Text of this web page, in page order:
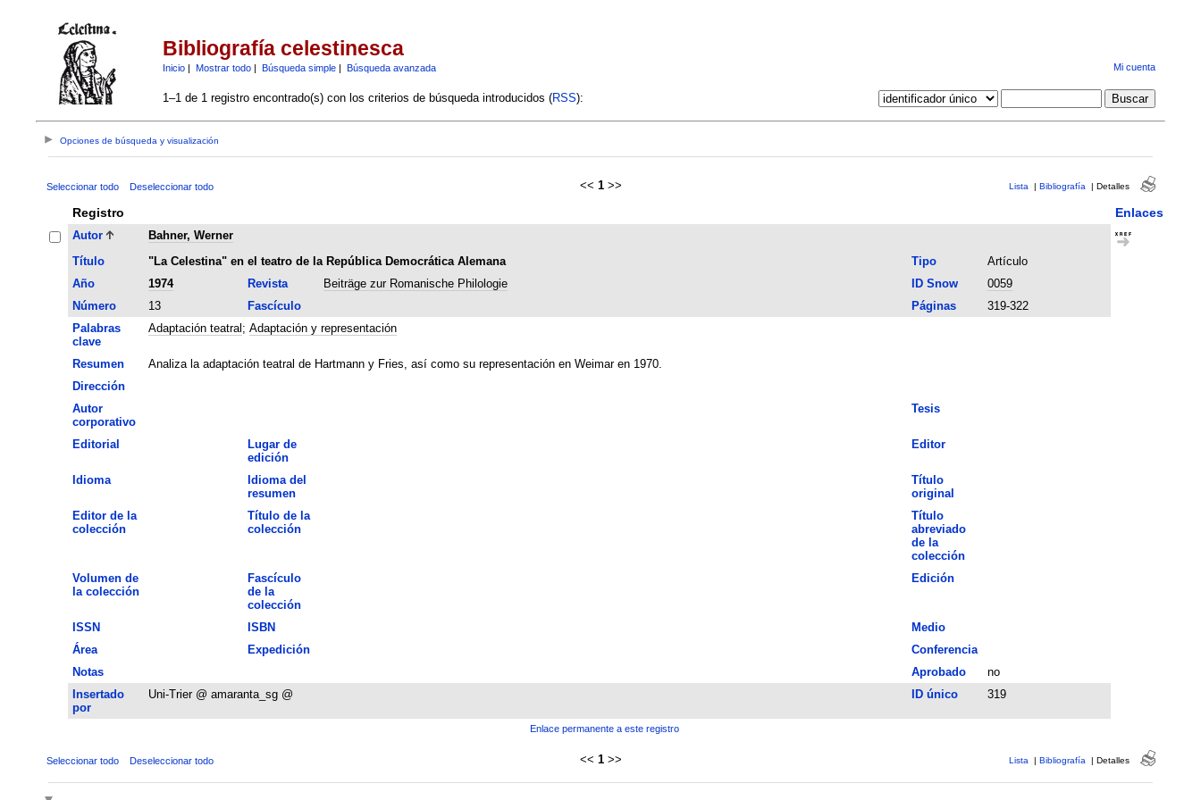
Bibliografía celestinesca
Inicio| Mostrar todo| Búsqueda simple| Búsqueda avanzada Mi cuenta
1–1 de 1 registro encontrado(s) con los criterios de búsqueda introducidos (RSS):
Opciones de búsqueda y visualización
Seleccionar todo Deseleccionar todo << 1 >> Lista | Bibliografía | Detalles
Registro Enlaces
Autor
Bahner, Werner
Título
"La Celestina" en el teatro de la República Democrática Alemana Tipo
Artículo
Año
1974 Revista Beiträge zur Romanische Philologie ID Snow
0059
Número
13 Fascículo Páginas
319-322
Palabras
clave
Adaptación teatral ; Adaptación y representación
Resumen
Analiza la adaptación teatral de Hartmann y Fries, así como su representación en Weimar en 1970.
Dirección
Autor
corporativo
Tesis
Editorial
Lugar de
edición
Editor
Idioma
Idioma del
resumen
Título
original
Editor de la
colección
Título de la
colección
Título
abreviado
de la
colección
Volumen de
la colección
Fascículo
de la
colección
Edición
ISSN ISBN
Medio
Área
Expedición
Conferencia
Notas
Aprobado
no
Insertado
por
Uni-Trier @ amaranta_sg @ ID único 319
Enlace permanente a este registro
Seleccionar todo Deseleccionar todo << 1 >> Lista | Bibliografía | Detalles